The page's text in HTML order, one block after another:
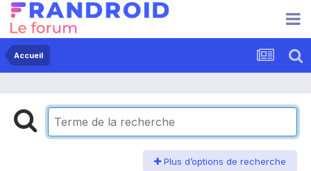
Accueil
Plus d’options de recherche